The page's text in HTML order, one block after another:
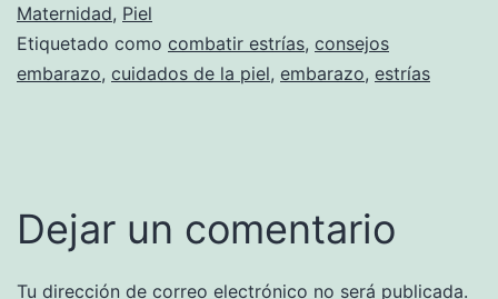
Maternidad, Piel
Etiquetado como combatir estrías, consejos
embarazo, cuidados de la piel, embarazo, estrías
Dejar un comentario
Tu dirección de correo electrónico no será publicada.